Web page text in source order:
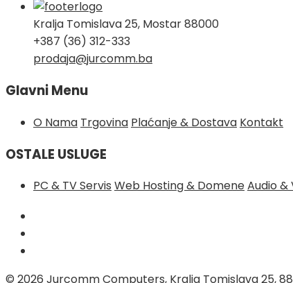
Kralja Tomislava 25, Mostar 88000
+387 (36) 312-333
prodaja@jurcomm.ba
Glavni Menu
O Nama Trgovina Plaćanje & Dostava Kontakt
OSTALE USLUGE
PC & TV Servis Web Hosting & DomeneAudio &
© 2026 Jurcomm Computers, Kralja Tomislava 25,